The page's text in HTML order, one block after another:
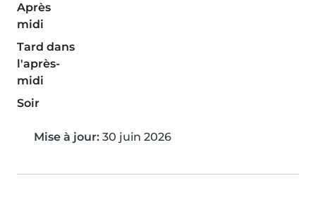
Après
midi
Tard dans
l'après-
midi
Soir
Mise à jour: 30 juin 2026